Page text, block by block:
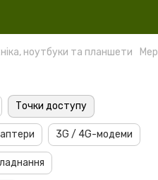
ноутбуки та планшети
Точки доступу
3G / 4G-модеми